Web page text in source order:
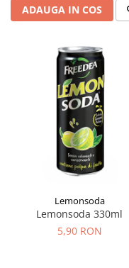
ADAUGA IN COS
Lemonsoda
Lemonsoda 330ml
5,90 RON